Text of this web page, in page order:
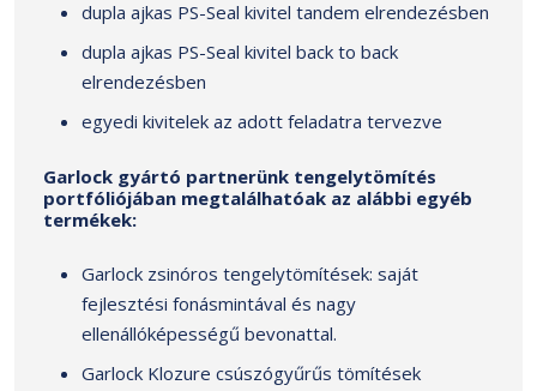
dupla ajkas PS-Seal kivitel tandem elrendezésben
dupla ajkas PS-Seal kivitel back to back
elrendezésben
egyedi kivitelek az adott feladatra tervezve
Garlock gyártó partnerünk tengelytömítés
portfóliójában megtalálhatóak az alábbi egyéb
termékek:
Garlock zsinóros tengelytömítések: saját
fejlesztési fonásmintával és nagy
ellenállóképességű bevonattal.
Garlock Klozure csúszógyűrűs tömítések